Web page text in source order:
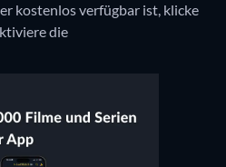
kostenlos verfügbar ist, klicke
die